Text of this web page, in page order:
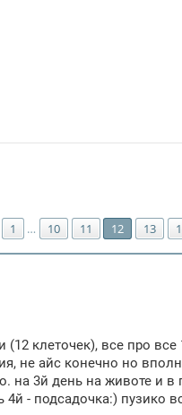
12 из16
Пред.
1 … 10 11 12 13
клеточек), все про все
не айс конечно но
на 3й день на животе и в
- подсадочка:) пузико